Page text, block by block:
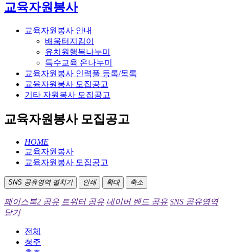
교육자원봉사
교육자원봉사 안내
배움터지킴이
유치원행복나누미
특수교육 온나누미
교육자원봉사 인력풀 등록/목록
교육자원봉사 모집공고
기타 자원봉사 모집공고
교육자원봉사 모집공고
HOME
교육자원봉사
교육자원봉사 모집공고
SNS 공유영역 펼치기 인쇄 확대 축소
페이스북2 공유 트위터 공유 네이버 밴드 공유 SNS 공유영역
닫기
전체
청주